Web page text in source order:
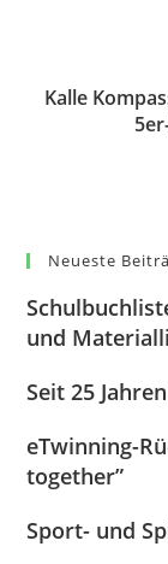
Kalle
Neueste
und
Seit 25
eTwinning-
together”
Sport- und